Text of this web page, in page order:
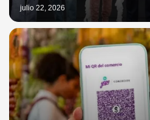
julio 22, 2026